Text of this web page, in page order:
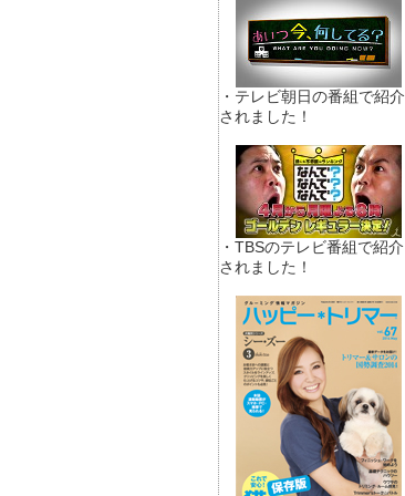
・テレビ朝日の番組で紹介
されました！
・TBSのテレビ番組で紹介
されました！